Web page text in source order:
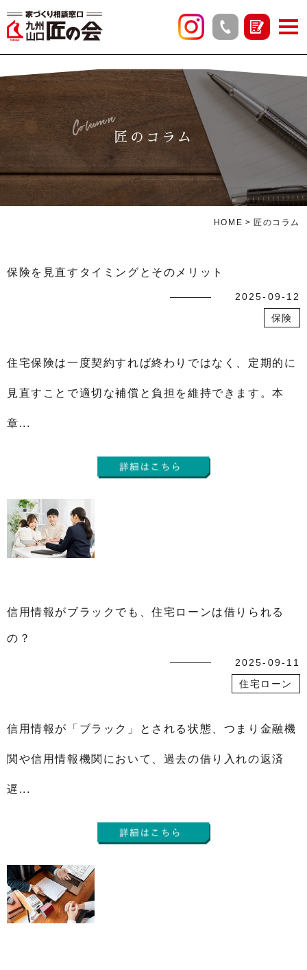
匠のコラム
Column
HOME 匠のコラム
保険を見直すタイミングとそのメリット
2025-09-12
保険
住宅保険は一度契約すれば終わりではなく、定期的に
見直すことで適切な補償と負担を維持できます。本
章...
信用情報がブラックでも、住宅ローンは借りられる
の？
2025-09-11
住宅ローン
信用情報が「ブラック」とされる状態、つまり金融機
関や信用情報機関において、過去の借り入れの返済
遅...